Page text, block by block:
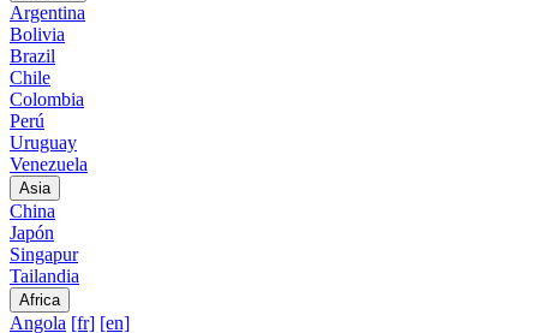
Argentina
Bolivia
Brazil
Chile
Colombia
Perú
Uruguay
Venezuela
Asia
China
Japón
Singapur
Tailandia
Africa
Angola [fr] [en]